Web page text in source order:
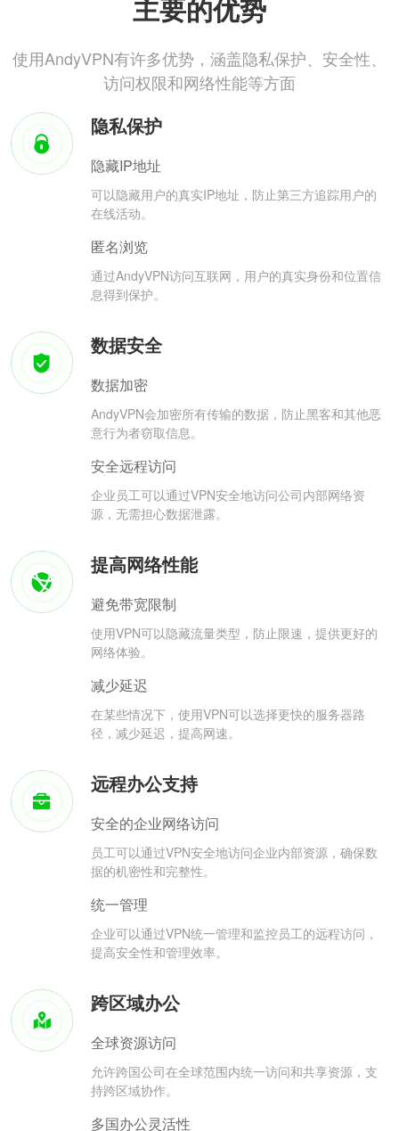
主要的优势
使用AndyVPN有许多优势，涵盖隐私保护、安全性、
访问权限和网络性能等方面
隐私保护
隐藏IP地址
可以隐藏用户的真实IP地址，防止第三方追踪用户的
在线活动。
匿名浏览
通过AndyVPN访问互联网，用户的真实身份和位置信
息得到保护。
数据安全
数据加密
AndyVPN会加密所有传输的数据，防止黑客和其他恶
意行为者窃取信息。
安全远程访问
企业员工可以通过VPN安全地访问公司内部网络资
源，无需担心数据泄露。
提高网络性能
避免带宽限制
使用VPN可以隐藏流量类型，防止限速，提供更好的
网络体验。
减少延迟
在某些情况下，使用VPN可以选择更快的服务器路
径，减少延迟，提高网速。
远程办公支持
安全的企业网络访问
员工可以通过VPN安全地访问企业内部资源，确保数
据的机密性和完整性。
统一管理
企业可以通过VPN统一管理和监控员工的远程访问，
提高安全性和管理效率。
跨区域办公
全球资源访问
允许跨国公司在全球范围内统一访问和共享资源，支
持跨区域协作。
多国办公灵活性